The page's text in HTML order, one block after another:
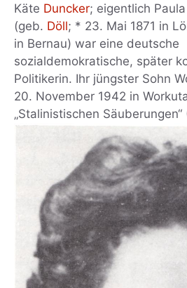
Käte Duncker; eigentlich
(geb. Döll; * 23. Mai 1871 in
in Bernau) war eine deutsche
sozialdemokratische, später
Politikerin. Ihr jüngster Sohn
20. November 1942 in
„Stalinistischen Säuberungen“